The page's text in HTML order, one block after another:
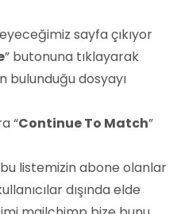
sayfa çıkıyor
” butonuna tıklayarak
bulunduğu dosyayı
“Continue To Match”
listemizin abone olanlar
dışında elde